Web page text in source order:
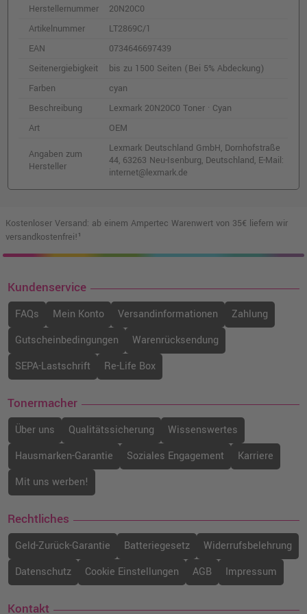
inkl. MwSt.zzgl. Versand
Kompatibler Toner ersetzt Lexmark
20N20Y0 yellow
80,99 €
inkl. MwSt.zzgl. Versand
Kompatibler Toner ersetzt Lexmark
20N20M0 magenta
o. MwSt.68,06 €
80,99 € shopping_cart
o. MwSt.142,01 €
Kompatibler Toner ersetzt Lexmark
20N2XM0 magenta
o. MwSt. 178,14 €
211,99 €
inkl. MwSt.zzgl. Versand
o. MwSt. 78,98 €
93,99 €
inkl. MwSt.zzgl. Versand
shopping_cart
266,99 € shopping_cart
Lexmark 20N2HC0 Toner · Cyan
o. MwSt.213,44 €
inkl. MwSt.zzgl. Versand
Herstellernummer
20N20C0
Artikelnummer
LT2869C/1
EAN
0734646697439
Seitenergiebigkeit
bis zu 1500 Seiten (Bei 5% Abdeckung)
Farben
cyan
Beschreibung
Lexmark 20N20C0 Toner · Cyan
Art
OEM
Angaben zum
Hersteller
Lexmark Deutschland GmbH, Dornhofstraße
44, 63263 Neu-Isenburg, Deutschland, E-Mail:
internet@lexmark.de
Kostenloser Versand: ab einem Ampertec Warenwert von 35€ liefern wir
versandkostenfrei!¹
Kundenservice
FAQs Mein Konto Versandinformationen
Zahlung
Gutscheinbedingungen
Warenrücksendung
SEPA-Lastschrift
Re-Life Box
Tonermacher
Über uns Qualitätssicherung
Wissenswertes
Hausmarken-Garantie
Soziales Engagement
Karriere
Mit uns werben!
Rechtliches
Geld-Zurück-Garantie Batteriegesetz
Widerrufsbelehrung
Datenschutz
Cookie Einstellungen AGB Impressum
Kontakt